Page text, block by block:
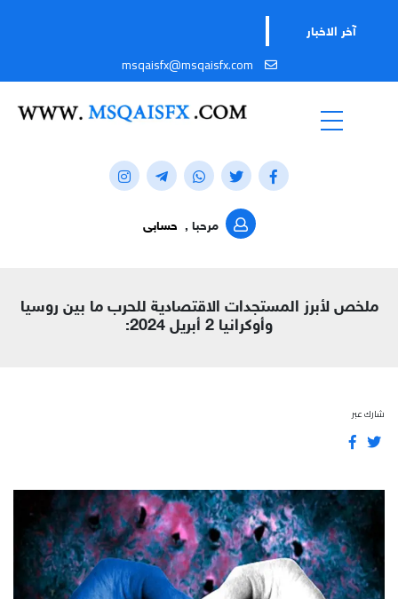
آخر الاخبار
msqaisfx@msqaisfx.com
مرحبا , حسابى
ملخص لأبرز المستجدات الاقتصادية للحرب ما بين روسيا
وأوكرانيا 2 أبريل 2024:
شارك عبر